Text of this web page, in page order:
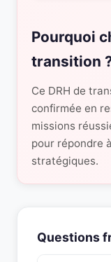
Pourquoi
transition
Ce DRH de
confirmée en
missions
pour répondre
stratégiques.
Questions